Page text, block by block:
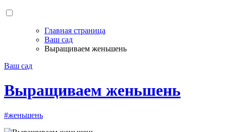
Главная страница
Ваш сад
Выращиваем женьшень
Ваш сад
Выращиваем женьшень
#женьшень